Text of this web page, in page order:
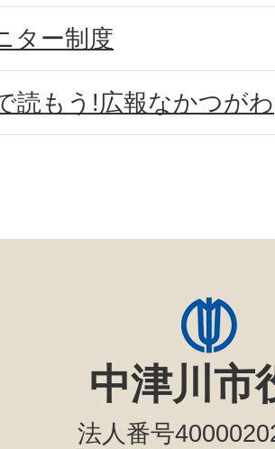
ター制度
読もう!広報なかつがわ
中津川市
法人番号